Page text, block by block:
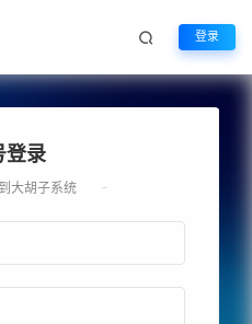
登录
登录
大胡子系统